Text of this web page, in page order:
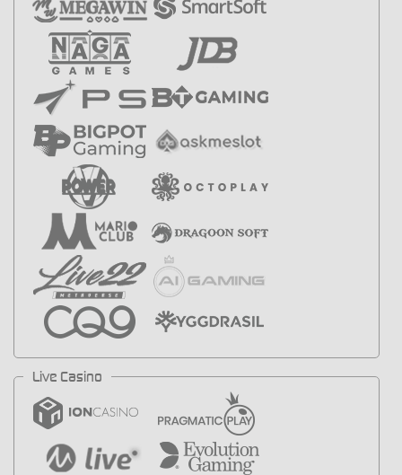
Live Casino